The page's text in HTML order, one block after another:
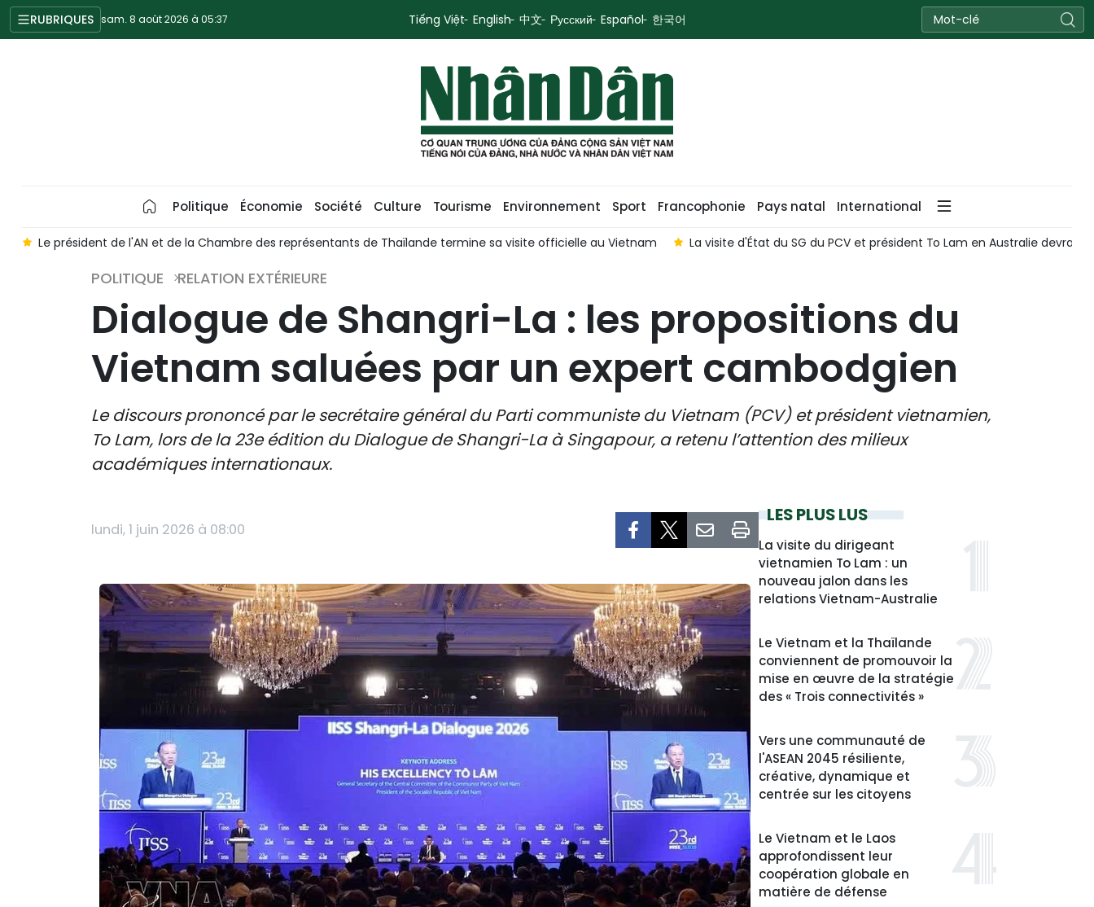
RUBRIQUES sam. 8 août 2026 à 05:37 Tiếng Việt English 中文 Русский Español 한국어
Politique Économie Société Culture Tourisme Environnement Sport Francophonie Pays natal International
Le président de l'AN et de la Chambre des représentants de Thaïlande termine sa visite officielle au Vietnam La visite d'État du SG du PCV et président To Lam en Australie
POLITIQUE RELATION EXTÉRIEURE
Dialogue de Shangri-La : les propositions du
Vietnam saluées par un expert cambodgien
Le discours prononcé par le secrétaire général du Parti communiste du Vietnam (PCV) et président vietnamien,
To Lam, lors de la 23e édition du Dialogue de Shangri-La à Singapour, a retenu l’attention des milieux
académiques internationaux.
lundi, 1 juin 2026 à 08:00
LES PLUS LUS
La visite du dirigeant
vietnamien To Lam : un
nouveau jalon dans les
relations Vietnam-Australie
Le Vietnam et la Thaïlande
conviennent de promouvoir la
mise en œuvre de la stratégie
des « Trois connectivités »
Vers une communauté de
l'ASEAN 2045 résiliente,
créative, dynamique et
centrée sur les citoyens
Le Vietnam et le Laos
approfondissent leur
coopération globale en
matière de défense